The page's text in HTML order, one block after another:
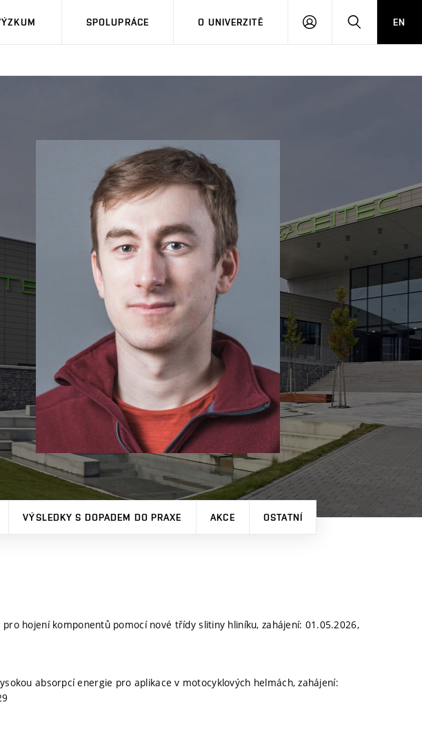
SPOLUPRÁCE O UNIVERZITĚ
PŘIHLÁSIT HLEDATEN
VÝSLEDKY S DOPADEM DO PRAXE AKCE OSTATNÍ
hojení komponentů pomocí nové třídy slitiny hliníku, zahájení: 01.05.2026,
absorpcí energie pro aplikace v motocyklových helmách, zahájení: